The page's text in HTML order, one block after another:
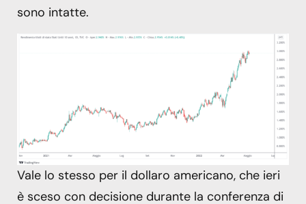
sono intatte.
Vale lo stesso per il dollaro americano, che ieri
è sceso con decisione durante la conferenza di